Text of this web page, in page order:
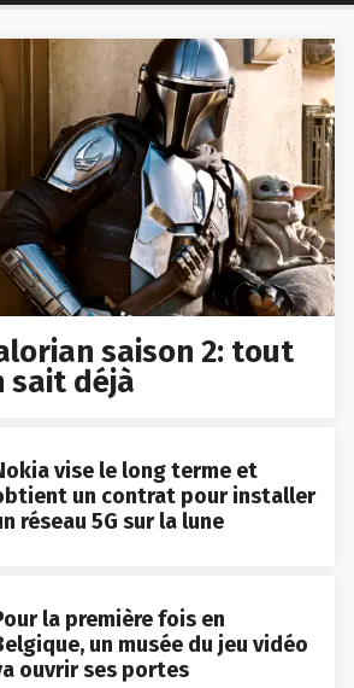
saison 2: tout
sait déjà
vise le long terme et
un contrat pour installer
réseau 5G sur la lune
la première fois en
un musée du jeu vidéo
ouvrir ses portes